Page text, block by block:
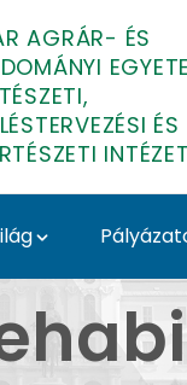
AGRÁR- ÉS
ÉS
INTÉZET
a